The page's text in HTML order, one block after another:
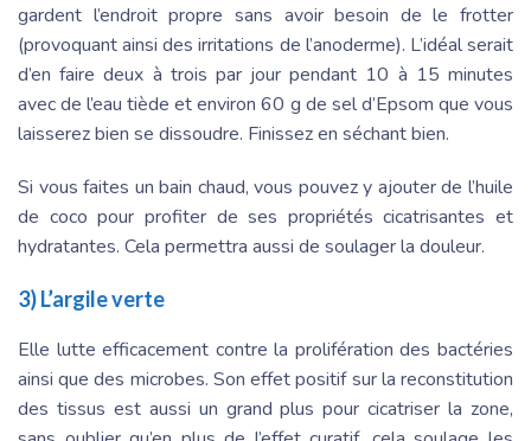
gardent l’endroit propre sans avoir besoin de le frotter
(provoquant ainsi des irritations de l’anoderme). L’idéal serait
d’en faire deux à trois par jour pendant 10 à 15 minutes
avec de l’eau tiède et environ 60 g de sel d’Epsom que vous
laisserez bien se dissoudre. Finissez en séchant bien.
Si vous faites un bain chaud, vous pouvez y ajouter de l’huile
de coco pour profiter de ses propriétés cicatrisantes et
hydratantes. Cela permettra aussi de soulager la douleur.
3) L’argile verte
Elle lutte efficacement contre la prolifération des bactéries
ainsi que des microbes. Son effet positif sur la reconstitution
des tissus est aussi un grand plus pour cicatriser la zone,